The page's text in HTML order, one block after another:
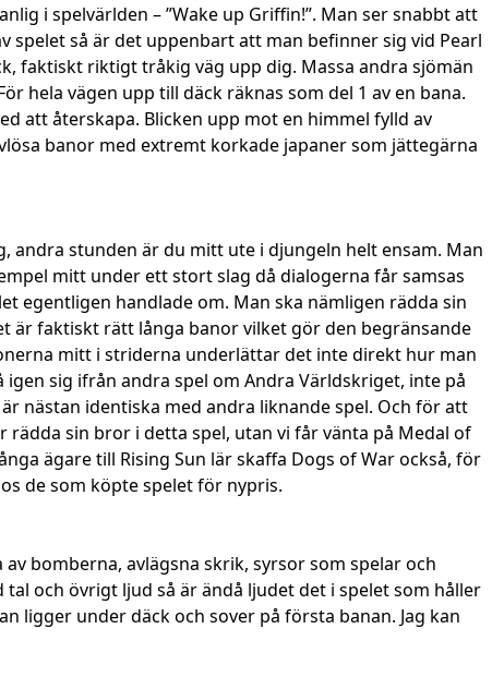
i spelvärlden – ”Wake up Griffin!”. Man ser snabbt att
spelet så är det uppenbart att man befinner sig vid Pearl
faktiskt riktigt tråkig väg upp dig. Massa andra sjömän
hela vägen upp till däck räknas som del 1 av en bana.
att återskapa. Blicken upp mot en himmel fylld av
banor med extremt korkade japaner som jättegärna
andra stunden är du mitt ute i djungeln helt ensam. Man
mitt under ett stort slag då dialogerna får samsas
egentligen handlade om. Man ska nämligen rädda sin
är faktiskt rätt långa banor vilket gör den begränsande
mitt i striderna underlättar det inte direkt hur man
sig ifrån andra spel om Andra Världskriget, inte på
nästan identiska med andra liknande spel. Och för att
rädda sin bror i detta spel, utan vi får vänta på Medal of
ägare till Rising Sun lär skaffa Dogs of War också, för
de som köpte spelet för nypris.
bomberna, avlägsna skrik, syrsor som spelar och
och övrigt ljud så är ändå ljudet det i spelet som håller
ligger under däck och sover på första banan. Jag kan